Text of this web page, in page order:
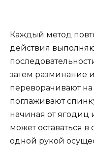
Каждый метод
действия
затем разминание
переворачивают
поглаживают
начиная от
может оставаться
одной рукой